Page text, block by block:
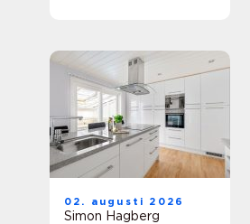
02. augusti 2026
Simon Hagberg